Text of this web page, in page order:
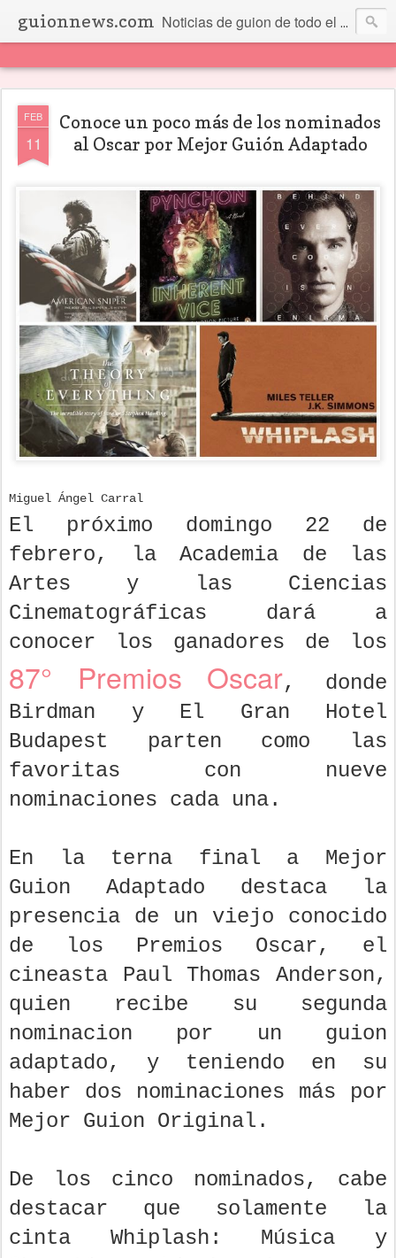
guionnews.com Noticias de guion de todo el mundo... Y más.
FEB
11
Conoce un poco más de los nominados
al Oscar por Mejor Guión Adaptado
Miguel Ángel Carral
El próximo domingo 22 de
febrero, la Academia de las
Artes y las Ciencias
Cinematográficas dará a
conocer los ganadores de los
87° Premios Oscar, donde
Birdman y El Gran Hotel
Budapest parten como las
favoritas con nueve
nominaciones cada una.
En la terna final a Mejor
Guion Adaptado destaca la
presencia de un viejo conocido
de los Premios Oscar, el
cineasta Paul Thomas Anderson,
quien recibe su segunda
nominacion por un guion
adaptado, y teniendo en su
haber dos nominaciones más por
Mejor Guion Original.
De los cinco nominados, cabe
destacar que solamente la
cinta Whiplash: Música y